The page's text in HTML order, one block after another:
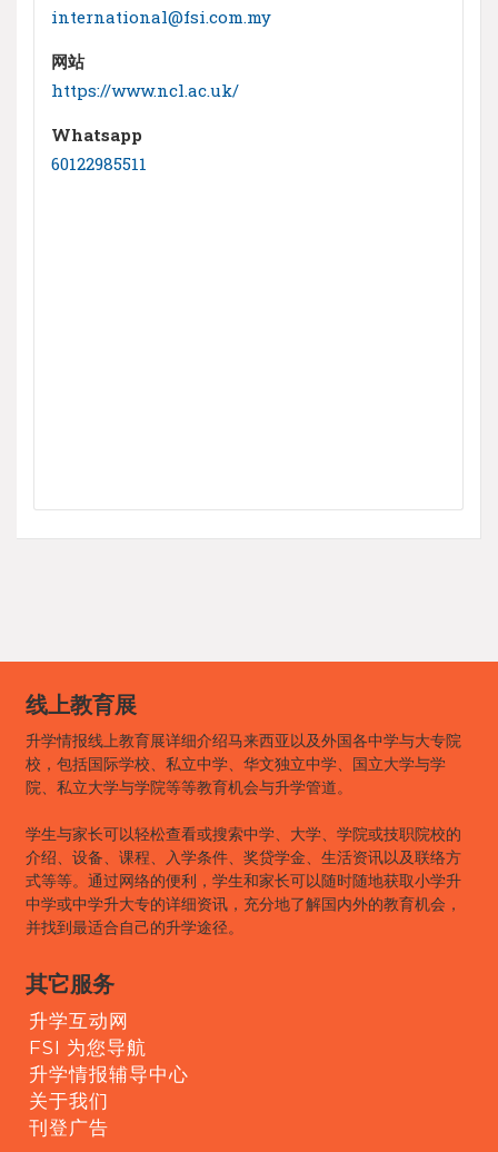
international@fsi.com.my
网站
https://www.ncl.ac.uk/
Whatsapp
60122985511
线上教育展
升学情报线上教育展详细介绍马来西亚以及外国各中学与大专院
校，包括国际学校、私立中学、华文独立中学、国立大学与学
院、私立大学与学院等等教育机会与升学管道。
学生与家长可以轻松查看或搜索中学、大学、学院或技职院校的
介绍、设备、课程、入学条件、奖贷学金、生活资讯以及联络方
式等等。通过网络的便利，学生和家长可以随时随地获取小学升
中学或中学升大专的详细资讯，充分地了解国内外的教育机会，
并找到最适合自己的升学途径。
其它服务
升学互动网
FSI 为您导航
升学情报辅导中心
关于我们
刊登广告